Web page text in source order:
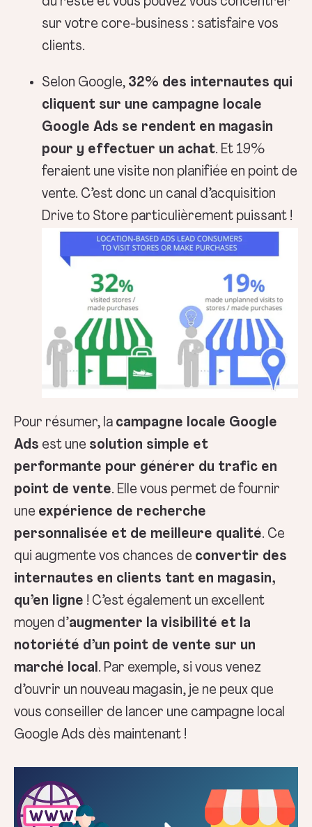
sur votre core-business : satisfaire vos
clients.
Selon Google, 32% des internautes qui
cliquent sur une campagne locale
Google Ads se rendent en magasin
pour y effectuer un achat. Et 19%
feraient une visite non planifiée en point de
vente. C’est donc un canal d’acquisition
Drive to Store particulièrement puissant !
Pour résumer, la campagne locale Google
Ads est une solution simple et
performante pour générer du trafic en
point de vente. Elle vous permet de fournir
une expérience de recherche
personnalisée et de meilleure qualité. Ce
qui augmente vos chances de convertir des
internautes en clients tant en magasin,
qu’en ligne ! C’est également un excellent
moyen d’augmenter la visibilité et la
notoriété d’un point de vente sur un
marché local. Par exemple, si vous venez
d’ouvrir un nouveau magasin, je ne peux que
vous conseiller de lancer une campagne local
Google Ads dès maintenant !